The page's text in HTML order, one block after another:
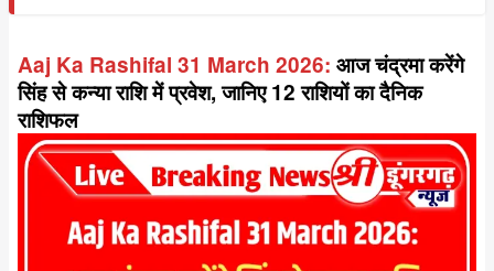
Aaj Ka Rashifal 31 March 2026: आज चंद्रमा करेंगे
सिंह से कन्या राशि में प्रवेश, जानिए 12 राशियों का दैनिक
राशिफल